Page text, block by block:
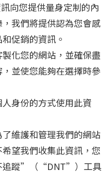
向您提供量身定制的內
我們將提供認為您會感
促銷的資訊。
化您的網站，並確保盡
並使您能夠在選擇時參
身份的方式使用此資
維護和管理我們的網站
望我們收集此資訊，您
追蹤”（“DNT”）工具